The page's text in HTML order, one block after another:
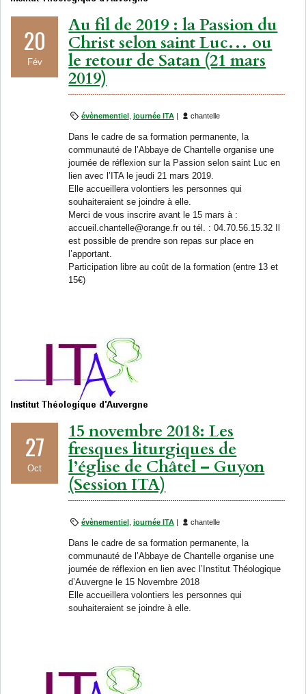
20
Fév
Au fil de 2019 : la Passion du
Christ selon saint Luc… ou
le retour de Satan (21 mars
2019)
évènementiel, journée ITA | chantelle
Dans le cadre de sa formation permanente, la
communauté de l’Abbaye de Chantelle organise une
journée de réflexion sur la Passion selon saint Luc en
lien avec l’ITA le jeudi 21 mars 2019.
Elle accueillera volontiers les personnes qui
souhaiteraient se joindre à elle.
Merci de vous inscrire avant le 15 mars à :
accueil.chantelle@orange.fr ou tél. : 04.70.56.15.32 Il
est possible de prendre son repas sur place en
l’apportant.
Participation libre au coût de la formation (entre 13 et
15€)
27
Oct
15 novembre 2018: Les
fresques liturgiques de
l’église de Châtel – Guyon
(Session ITA)
évènementiel, journée ITA | chantelle
Dans le cadre de sa formation permanente, la
communauté de l’Abbaye de Chantelle organise une
journée de réflexion en lien avec l’Institut Théologique
d’Auvergne le 15 Novembre 2018
Elle accueillera volontiers les personnes qui
souhaiteraient se joindre à elle.